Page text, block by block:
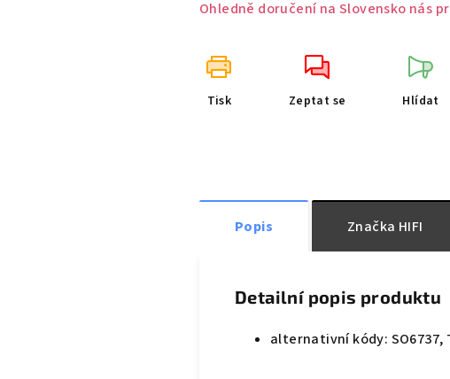
Ohledně doručení na Slovensko nás
Tisk Zeptat se Hlídat
Popis Značka HIFI
Detailní popis produktu
alternativní kódy: SO6737,